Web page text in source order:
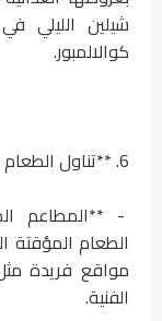
شيلين الليلي
كوالالمبور.
6. **تناول الطعام في أجواء فريدة**
- **المطاعم
الطعام المؤقتة
مواقع فريدة
الفنية.